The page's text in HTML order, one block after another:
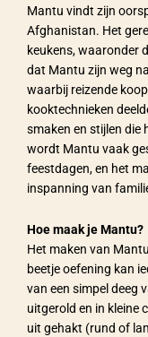
Mantu vindt zijn
Afghanistan. Het
keukens, waaronder
dat Mantu zijn weg
waarbij reizende
kooktechnieken
smaken en stijlen die
wordt Mantu vaak
feestdagen, en het
inspanning van
Hoe maak je Mantu?
Het maken van
beetje oefening kan
van een simpel deeg
uitgerold en in kleine
uit gehakt (rund of